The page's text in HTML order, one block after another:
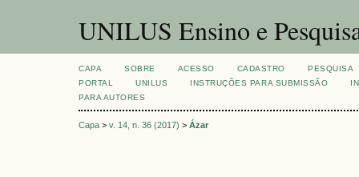
UNILUS Ensino e
CAPA SOBRE ACESSO CADASTRO
PESQUISA
PORTAL
UNILUS INSTRUÇÕES PARA SUBMISSÃO
PARA AUTORES
Capa > v. 14, n. 36 (2017) > Ázar